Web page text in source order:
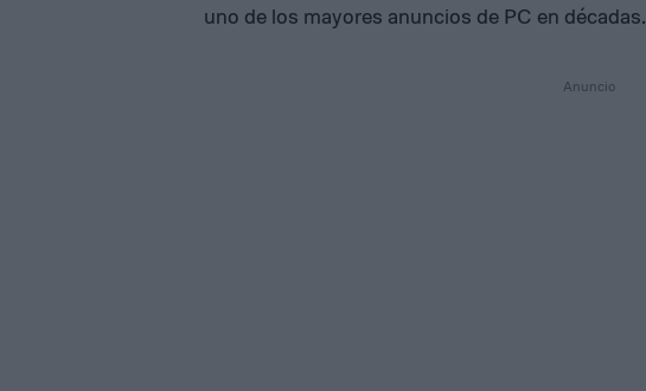
uno de los mayores anuncios de PC en décadas.